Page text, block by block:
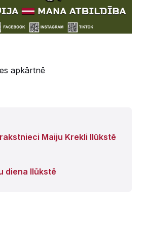
apkārtnē
Maiju Krekli Ilūkstē
diena Ilūkstē